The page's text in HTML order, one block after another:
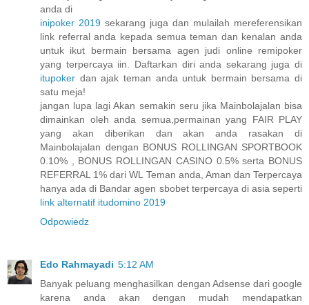
anda di
inipoker 2019 sekarang juga dan mulailah mereferensikan
link referral anda kepada semua teman dan kenalan anda
untuk ikut bermain bersama agen judi online remipoker
yang terpercaya iin. Daftarkan diri anda sekarang juga di
itupoker dan ajak teman anda untuk bermain bersama di
satu meja!
jangan lupa lagi Akan semakin seru jika Mainbolajalan bisa
dimainkan oleh anda semua,permainan yang FAIR PLAY
yang akan diberikan dan akan anda rasakan di
Mainbolajalan dengan BONUS ROLLINGAN SPORTBOOK
0.10% , BONUS ROLLINGAN CASINO 0.5% serta BONUS
REFERRAL 1% dari WL Teman anda, Aman dan Terpercaya
hanya ada di Bandar agen sbobet terpercaya di asia seperti
link alternatif itudomino 2019
Odpowiedz
Edo Rahmayadi 5:12 AM
Banyak peluang menghasilkan dengan Adsense dari google
karena anda akan dengan mudah mendapatkan